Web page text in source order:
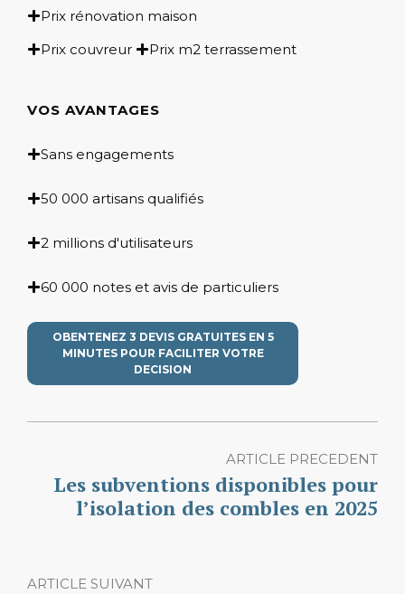
Prix rénovation maison
Prix couvreur
Prix m2 terrassement
VOS AVANTAGES
Sans engagements
50 000 artisans qualifiés
2 millions d'utilisateurs
60 000 notes et avis de particuliers
OBENTENEZ 3 DEVIS GRATUITES EN 5
MINUTES POUR FACILITER VOTRE
DECISION
ARTICLE PRECEDENT
Les subventions disponibles pour
l’isolation des combles en 2025
ARTICLE SUIVANT